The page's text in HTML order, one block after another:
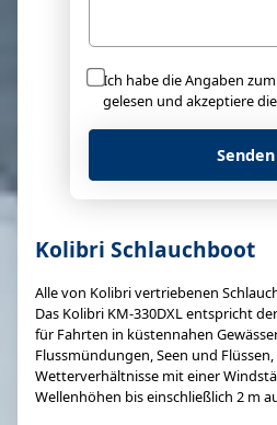
Ich habe die Angaben zum
gelesen und akzeptiere
Senden
Kolibri Schlauchboot
Alle von Kolibri vertriebenen
Das Kolibri KM-330DXL entspricht der
für Fahrten in küstennahen
Flussmündungen, Seen und
Wetterverhältnisse mit einer
Wellenhöhen bis einschließlich 2 m